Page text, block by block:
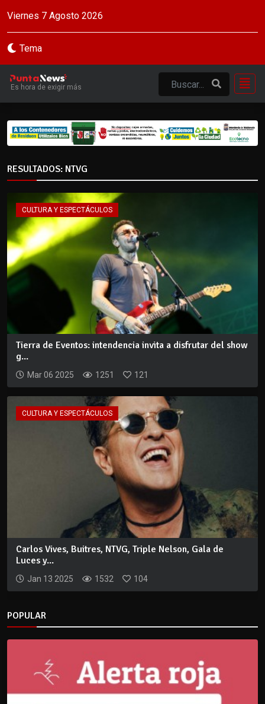
Viernes 7 Agosto 2026
Tema
Es hora de exigir más
RESULTADOS: NTVG
CULTURA Y ESPECTÁCULOS
Tierra de Eventos: intendencia invita a disfrutar del show
g...
Mar 06 2025 1251 121
CULTURA Y ESPECTÁCULOS
Carlos Vives, Buitres, NTVG, Triple Nelson, Gala de
Luces y...
Jan 13 2025 1532 104
POPULAR